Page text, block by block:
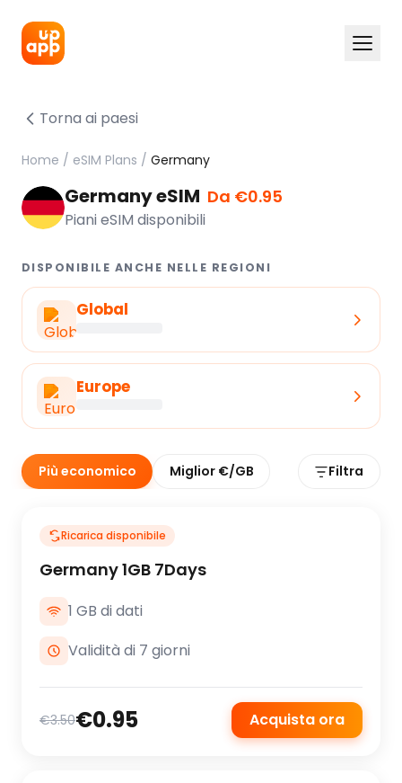
Torna ai paesi
Home / eSIM Plans / Germany
Germany eSIM Da €0.95
Piani eSIM disponibili
DISPONIBILE ANCHE NELLE REGIONI
Global
Europe
Più economico Miglior €/GB Filtra
Ricarica disponibile
Germany 1GB 7Days
1 GB di dati
Validità di 7 giorni
€3.50€0.95 Acquista ora